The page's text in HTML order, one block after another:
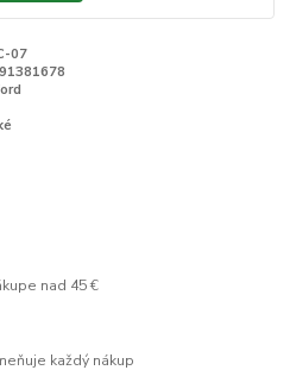
07
nad 45 €
každý nákup